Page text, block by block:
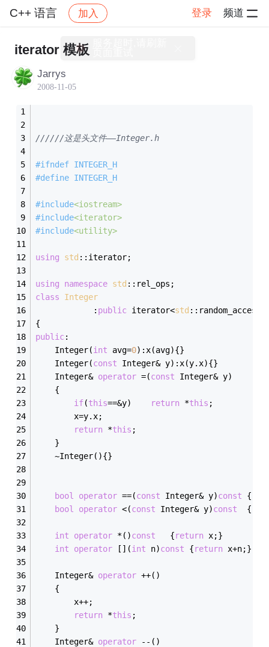
C++ 语言 加入 登录 频道
社区 C++ 语言
iterator 模板
Jarrys
2008-11-05
//////这是头文件——Integer.h
#ifndef
	INTEGER_H
#define
	INTEGER_H
#include<iostream>
#include<iterator>
#include<utility>
using std ::iterator;
using namespace std ::rel_ops;
class
Integer
			:
public iterator<std
{
public:
	Integer(
int avg=0):x(avg){}
	Integer(
const Integer& y):x(y.x){}
	Integer&
operator =(const Integer& y)
	{
if(this return *this ;
		x=y.x;
return *this ;
	}
	~Integer(){}
bool operator ==(const Integer& y)const
	{
bool
operator <(const Integer& y)const
	{
int operator *()const
	{
return x;}
int
operator [](int n)const
	{
return x+n;}
	Integer&
operator ++()
	{
		x++;
return *this ;
	}
	Integer&
operator --()